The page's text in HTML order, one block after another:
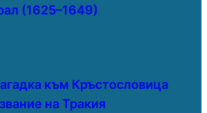
(1625–1649)
към Кръстословица
на Тракия